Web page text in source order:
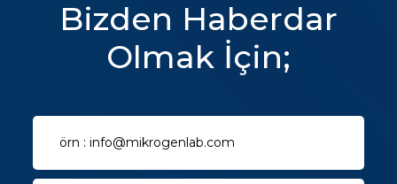
Bizden Haberdar
Olmak İçin;